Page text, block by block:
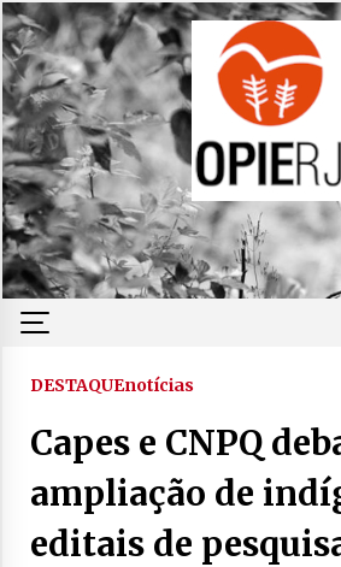
Skip
to
content
DESTAQUEnotícias
Capes e CNPQ
ampliação de
editais de